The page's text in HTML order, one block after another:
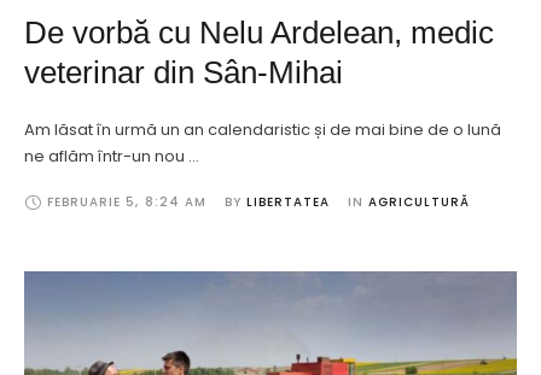
De vorbă cu Nelu Ardelean, medic
veterinar din Sân-Mihai
Am lăsat în urmă un an calendaristic și de mai bine de o lună
ne aflăm într-un nou …
FEBRUARIE 5, 8:24 AM BY LIBERTATEA IN AGRICULTURĂ